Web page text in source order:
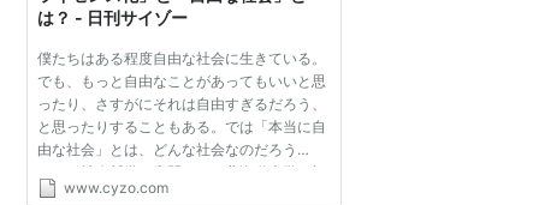
は？ - 日刊サイゾー
僕たちはある程度自由な社会に生きている。
でも、もっと自由なことがあってもいいと思
ったり、さすがにそれは自由すぎるだろう、
と思ったりすることもある。では「本当に自
由な社会」とは、どんな社会なのだろう
か？ 社会哲学を専門とする北海道大学の橋
本努准教授は、さまざまな社会問題を通し
www.cyzo.com